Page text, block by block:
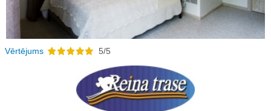
Vērtējums 5/5